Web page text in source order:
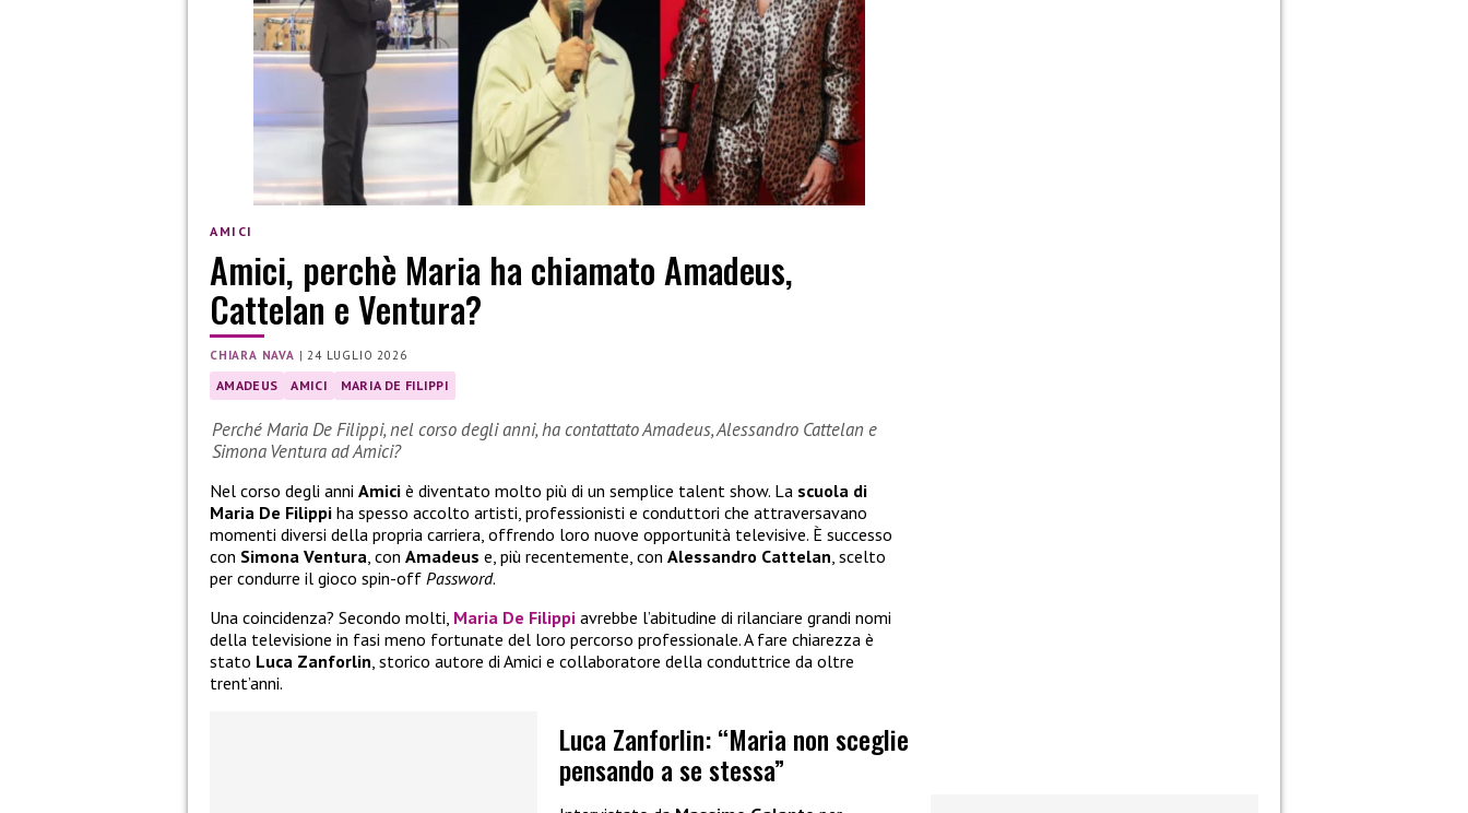
AMICI
Amici, perchè Maria ha chiamato Amadeus,
Cattelan e Ventura?
CHIARA NAVA | 24 LUGLIO 2026
AMADEUS AMICI MARIA DE FILIPPI
Perché Maria De Filippi, nel corso degli anni, ha contattato Amadeus, Alessandro Cattelan e
Simona Ventura ad Amici?
Nel corso degli anni Amici è diventato molto più di un semplice talent show. La scuola di
Maria De Filippi ha spesso accolto artisti, professionisti e conduttori che attraversavano
momenti diversi della propria carriera, offrendo loro nuove opportunità televisive. È successo
con Simona Ventura, con Amadeus e, più recentemente, con Alessandro Cattelan, scelto
per condurre il gioco spin-off Password.
Una coincidenza? Secondo molti, Maria De Filippi avrebbe l’abitudine di rilanciare grandi nomi
della televisione in fasi meno fortunate del loro percorso professionale. A fare chiarezza è
stato Luca Zanforlin, storico autore di Amici e collaboratore della conduttrice da oltre
trent’anni.
Luca Zanforlin: “Maria non sceglie
pensando a se stessa”